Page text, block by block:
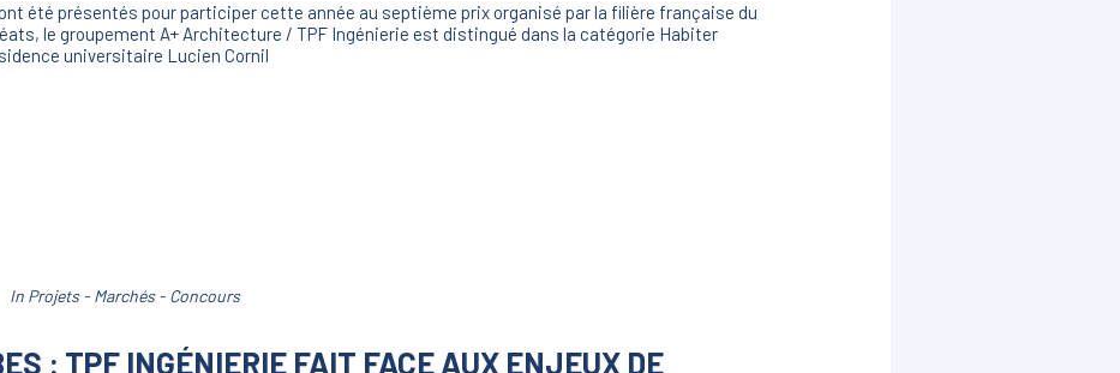
été présentés pour participer cette année au septième prix organisé par la filière française du
le groupement A+ Architecture / TPF Ingénierie est distingué dans la catégorie Habiter
universitaire Lucien Cornil
In Projets - Marchés - Concours
: TPF INGÉNIERIE FAIT FACE AUX ENJEUX DE